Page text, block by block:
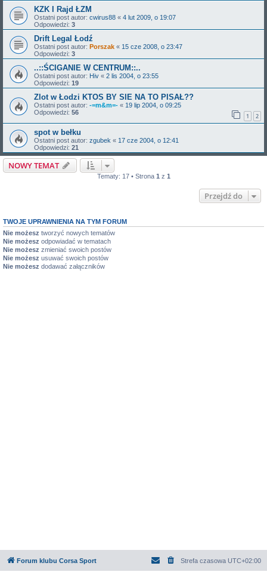
KZK I Rajd ŁZM
Ostatni post autor: cwirus88 « 4 lut 2009, o 19:07
Odpowiedzi: 3
Drift Legal Łodź
Ostatni post autor: Porszak « 15 cze 2008, o 23:47
Odpowiedzi: 3
..::ŚCIGANIE W CENTRUM::..
Ostatni post autor: Hiv « 2 lis 2004, o 23:55
Odpowiedzi: 19
Zlot w Łodzi KTOS BY SIE NA TO PISAŁ??
Ostatni post autor: -=m&m=- « 19 lip 2004, o 09:25
Odpowiedzi: 56 1 2
spot w bełku
Ostatni post autor: zgubek « 17 cze 2004, o 12:41
Odpowiedzi: 21
NOWY TEMAT
Tematy: 17 • Strona 1 z 1
Przejdź do
TWOJE UPRAWNIENIA NA TYM FORUM
Nie możesz tworzyć nowych tematów
Nie możesz odpowiadać w tematach
Nie możesz zmieniać swoich postów
Nie możesz usuwać swoich postów
Nie możesz dodawać załączników
Forum klubu Corsa Sport Strefa czasowa UTC+02:00